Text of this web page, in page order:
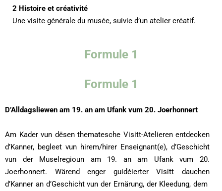
2 Histoire et créativité
Une visite générale du musée, suivie d’un atelier créatif.
Formule 1
Formule 1
D’Alldagsliewen am 19. an am Ufank vum 20. Joerhonnert
Am Kader vun dësen thematesche Visitt-Atelieren entdecken
d’Kanner, begleet vun hirem/hirer Enseignant(e), d’Geschicht
vun der Muselregioun am 19. an am Ufank vum 20.
Joerhonnert. Wärend enger guidéierter Visitt dauchen
d’Kanner an d’Geschicht vun der Ernärung, der Kleedung, dem